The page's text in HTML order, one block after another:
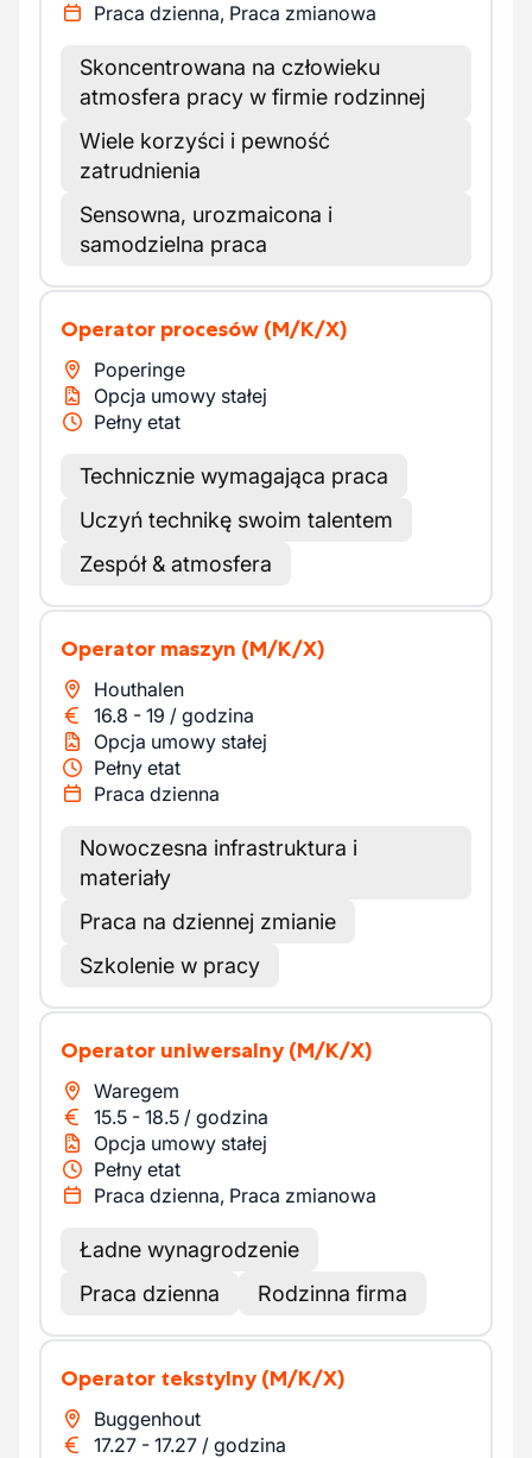
Praca dzienna, Praca zmianowa
Skoncentrowana na człowieku
atmosfera pracy w firmie rodzinnej
Wiele korzyści i pewność
zatrudnienia
Sensowna, urozmaicona i
samodzielna praca
Operator procesów (M/K/X)
Poperinge
Opcja umowy stałej
Pełny etat
Technicznie wymagająca praca
Uczyń technikę swoim talentem
Zespół & atmosfera
Operator maszyn (M/K/X)
Houthalen
16.8 - 19 / godzina
Opcja umowy stałej
Pełny etat
Praca dzienna
Nowoczesna infrastruktura i
materiały
Praca na dziennej zmianie
Szkolenie w pracy
Operator uniwersalny (M/K/X)
Waregem
15.5 - 18.5 / godzina
Opcja umowy stałej
Pełny etat
Praca dzienna, Praca zmianowa
Ładne wynagrodzenie
Praca dzienna
Rodzinna firma
Operator tekstylny (M/K/X)
Buggenhout
17.27 - 17.27 / godzina